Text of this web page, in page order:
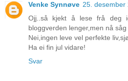
Venke Synnøve 25. desember
Ojj..så kjekt å lese frå deg
bloggverden lenger,men nå
Nei,ingen leve vel perfekte
Ha ei fin jul vidare!
Svar